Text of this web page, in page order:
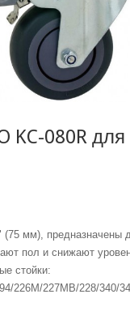
KC-080R
(75 мм), предназначены
пол и снижают
стойки:
226M/227MB/228/340/